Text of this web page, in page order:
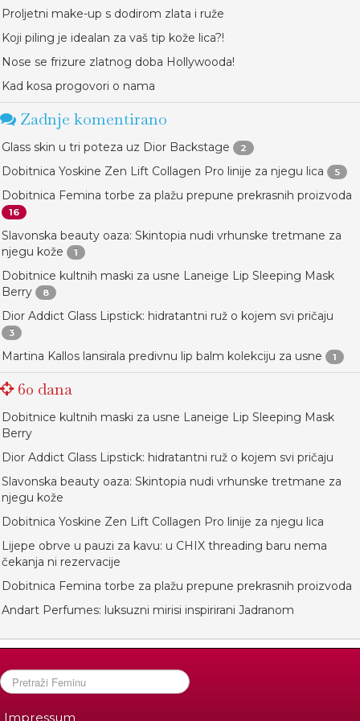
Proljetni make-up s dodirom zlata i ruže
Koji piling je idealan za vaš tip kože lica?!
Nose se frizure zlatnog doba Hollywooda!
Kad kosa progovori o nama
Zadnje komentirano
Glass skin u tri poteza uz Dior Backstage 2
Dobitnica Yoskine Zen Lift Collagen Pro linije za njegu lica 5
Dobitnica Femina torbe za plažu prepune prekrasnih proizvoda
16
Slavonska beauty oaza: Skintopia nudi vrhunske tretmane za
njegu kože
1
Dobitnice kultnih maski za usne Laneige Lip Sleeping Mask
Berry
8
Dior Addict Glass Lipstick: hidratantni ruž o kojem svi pričaju
3
Martina Kallos lansirala predivnu lip balm kolekciju za usne 1
60 dana
Dobitnice kultnih maski za usne Laneige Lip Sleeping Mask
Berry
Dior Addict Glass Lipstick: hidratantni ruž o kojem svi pričaju
Slavonska beauty oaza: Skintopia nudi vrhunske tretmane za
njegu kože
Dobitnica Yoskine Zen Lift Collagen Pro linije za njegu lica
Lijepe obrve u pauzi za kavu: u CHIX threading baru nema
čekanja ni rezervacije
Dobitnica Femina torbe za plažu prepune prekrasnih proizvoda
Andart Perfumes: luksuzni mirisi inspirirani Jadranom
Impressum